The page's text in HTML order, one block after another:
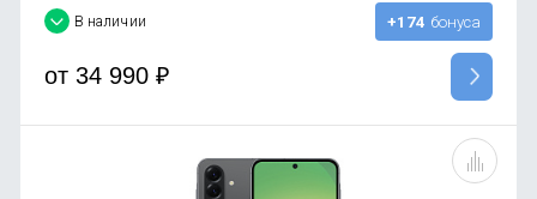
В наличии +174 бонуса
от34 990 ₽